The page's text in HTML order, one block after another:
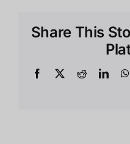
Share This
Facebook
X Reddit